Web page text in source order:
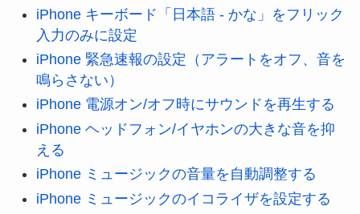
iPhone キーボード「日本語 - かな」をフリック
入力のみに設定
iPhone 緊急速報の設定（アラートをオフ、音を
鳴らさない）
iPhone 電源オン/オフ時にサウンドを再生する
iPhone ヘッドフォン/イヤホンの大きな音を抑
える
iPhone ミュージックの音量を自動調整する
iPhone ミュージックのイコライザを設定する